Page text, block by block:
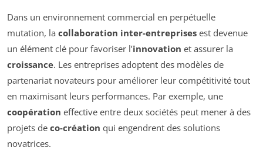
Dans un environnement commercial en perpétuelle
mutation, la collaboration inter-entreprises est devenue
un élément clé pour favoriser l’innovation et assurer la
croissance. Les entreprises adoptent des modèles de
partenariat novateurs pour améliorer leur compétitivité tout
en maximisant leurs performances. Par exemple, une
coopération effective entre deux sociétés peut mener à des
projets de co-création qui engendrent des solutions
novatrices.